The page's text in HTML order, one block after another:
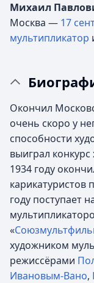
Михаил
Москва — 17
мультипликатор
Окончил
очень скоро у
способности
выиграл
1934 году
карикатуристов
году поступает
«
художником
режиссёрами
Ивановым-Вано,